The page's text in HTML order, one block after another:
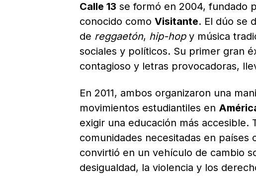
Calle 13 se formó en 2004, fundado
conocido como Visitante. El dúo se
de reggaetón, hip-hopy música
sociales y políticos. Su primer gran
contagioso y letras provocadoras,
En 2011, ambos organizaron una
movimientos estudiantiles en
exigir una educación más accesible.
comunidades necesitadas en países
convirtió en un vehículo de cambio
desigualdad, la violencia y los